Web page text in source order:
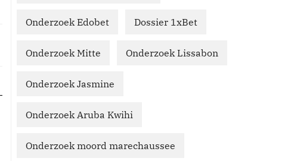
Onderzoek Edobet Dossier 1xBet
Onderzoek Mitte Onderzoek Lissabon
Onderzoek Jasmine
Onderzoek Aruba Kwihi
Onderzoek moord marechaussee